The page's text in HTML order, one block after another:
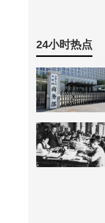
24小时热点